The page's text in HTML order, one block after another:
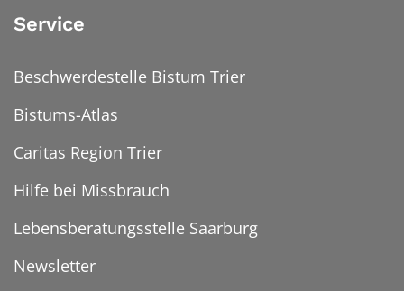
Service
Beschwerdestelle Bistum Trier
Bistums-Atlas
Caritas Region Trier
Hilfe bei Missbrauch
Lebensberatungsstelle Saarburg
Newsletter